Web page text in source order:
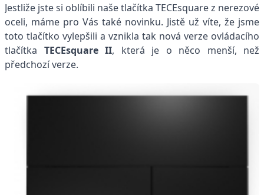
Jestliže jste si oblíbili naše tlačítka TECEsquare z nerezové
oceli, máme pro Vás také novinku. Jistě už víte, že jsme
toto tlačítko vylepšili a vznikla tak nová verze ovládacího
tlačítka TECEsquare II, která je o něco menší, než
předchozí verze.